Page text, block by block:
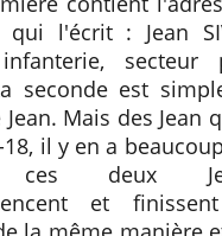
qui l'écrit : Jean
secteur
seconde est
Jean. Mais des Jean
il y en a
deux
et